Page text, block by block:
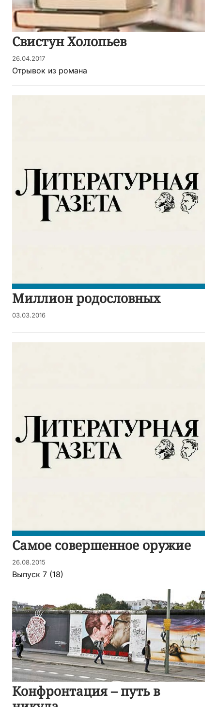
Свистун Холопьев
26.04.2017
Отрывок из романа
Миллион родословных
03.03.2016
Cамое совершенное оружие
26.08.2015
Выпуск 7 (18)
Конфронтация – путь в